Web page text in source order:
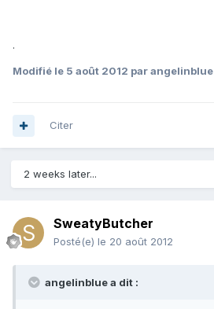
.
Modifié le 5 août 2012 par angelinblue
Citer
2 weeks later...
SweatyButcher
Posté(e) le 20 août 2012
angelinblue a dit :